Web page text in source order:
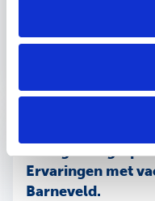
van...
Ervaringen met
Barneveld.